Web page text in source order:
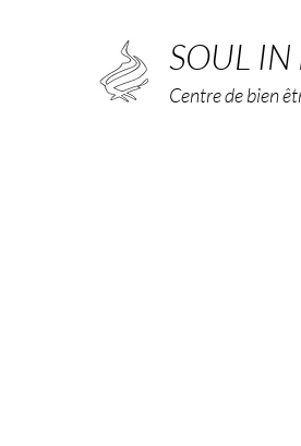
SOUL
Centre de bien